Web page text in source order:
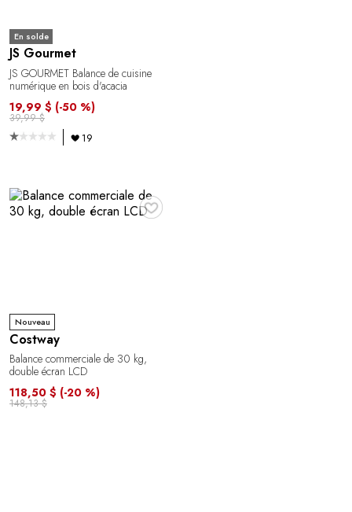
En solde
JS Gourmet
JS GOURMET Balance de cuisine
numérique en bois d'acacia
19,99 $ (-50 %)
39,99 $
19
♥
Nouveau
Costway
Balance commerciale de 30 kg,
double écran LCD
118,50 $ (-20 %)
148,13 $